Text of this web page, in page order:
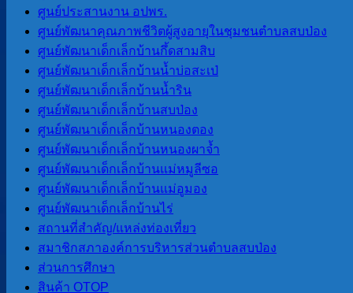
ศูนย์ประสานงาน อปพร.
ศูนย์พัฒนาคุณภาพชีวิตผู้สูงอายุในชุมชนตำบลสบป่อง
ศูนย์พัฒนาเด็กเล็กบ้านกึ้ดสามสิบ
ศูนย์พัฒนาเด็กเล็กบ้านน้ำบ่อสะเป่
ศูนย์พัฒนาเด็กเล็กบ้านน้ำริน
ศูนย์พัฒนาเด็กเล็กบ้านสบป่อง
ศูนย์พัฒนาเด็กเล็กบ้านหนองตอง
ศูนย์พัฒนาเด็กเล็กบ้านหนองผาจ้ำ
ศูนย์พัฒนาเด็กเล็กบ้านแม่หมูลีซอ
ศูนย์พัฒนาเด็กเล็กบ้านแม่อูมอง
ศูนย์พัฒนาเด็กเล็กบ้านไร่
สถานที่สําคัญ/แหล่งท่องเที่ยว
สมาชิกสภาองค์การบริหารส่วนตําบลสบป่อง
ส่วนการศึกษา
สินค้า OTOP
หน่วยตรวจสอบภายใน
การโอนงบประมาณรายจ่าย
การติดตามประเมินผลระบบการ
ควบคุมภายใน
ITA
การประเมินคุณธรรมและ ความ
โปร่งใสของ อปท. (ITA) 2565
การประเมินคุณธรรมและ ความ
โปร่งใสของ อปท. (ITA) 2566
การประเมินคุณธรรมและความ